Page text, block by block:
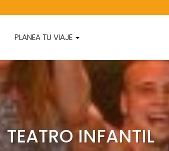
PLANEA TU VIAJE
TEATRO INFANTIL